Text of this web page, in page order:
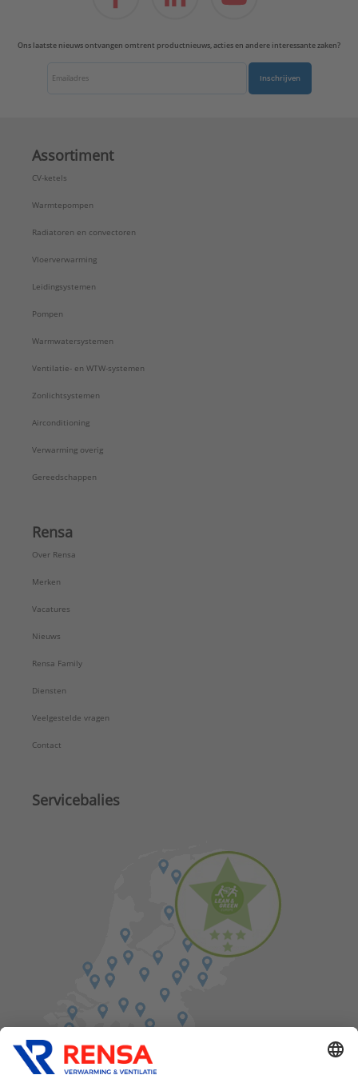
Ons laatste nieuws ontvangen omtrent productnieuws, acties en andere interessante zaken?
Inschrijven
Assortiment
CV-ketels
Warmtepompen
Radiatoren en convectoren
Vloerverwarming
Leidingsystemen
Pompen
Warmwatersystemen
Ventilatie- en WTW-systemen
Zonlichtsystemen
Airconditioning
Verwarming overig
Gereedschappen
Rensa
Over Rensa
Merken
Vacatures
Nieuws
Rensa Family
Diensten
Veelgestelde vragen
Contact
Servicebalies